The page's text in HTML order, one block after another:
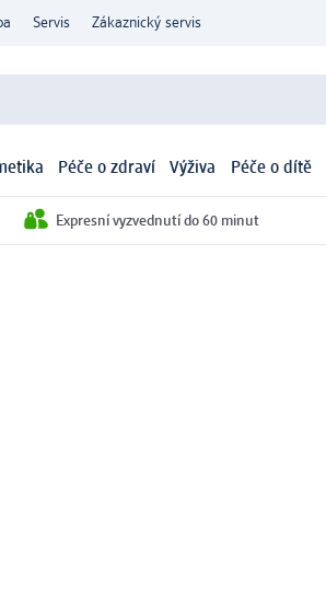
Servis Zákaznický servis
Péče o zdraví Výživa Péče o dítě
Expresní vyzvednutí do 60 minut